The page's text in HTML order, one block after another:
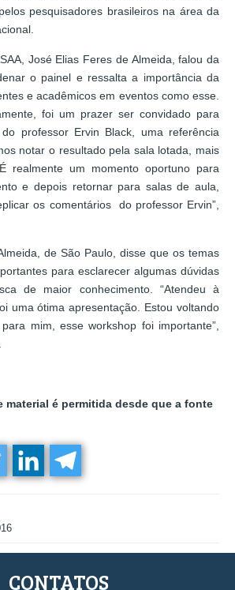
pesquisadores brasileiros na área da
José Elias Feres de Almeida, falou da
o painel e ressalta a importância da
e acadêmicos em eventos como esse.
foi um prazer ser convidado para
professor Ervin Black, uma referência
notar o resultado pela sala lotada, mais
realmente um momento oportuno para
e depois retornar para salas de aula,
os comentários do professor Ervin”,
de São Paulo, disse que os temas
para esclarecer algumas dúvidas
de maior conhecimento. “Atendeu à
uma ótima apresentação. Estou voltando
mim, esse workshop foi importante”,
material é permitida desde que a fonte
CONTATOS